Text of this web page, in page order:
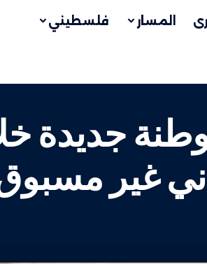
المسار فلسطيني
ألف انتهاك و34